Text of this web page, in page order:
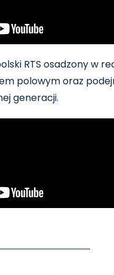
RTS osadzony w
polowym oraz
generacji.